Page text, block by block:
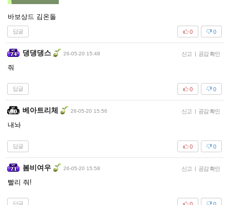
바보상드 김온돌
답글 0
0
댕댕댕스 26-05-20 15:48 신고 | 공감 확인
줘
답글 0
0
베아트리체 26-05-20 15:56 신고 | 공감 확인
내놔
답글 0
0
봄비여우 26-05-20 15:58 신고 | 공감 확인
빨리 줘!
답글 0
0